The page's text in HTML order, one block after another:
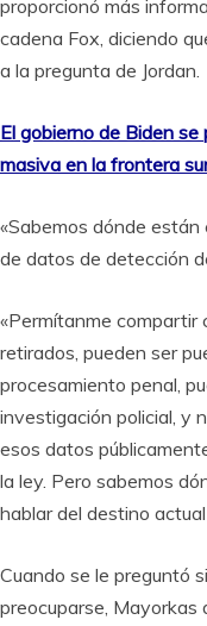
proporcionó más
cadena Fox, diciendo
a la pregunta de Jordan.
El gobierno de Biden
masiva en la frontera
«Sabemos dónde
de datos de detección
«Permítanme compartir
retirados, pueden ser
procesamiento penal,
investigación policial, y
esos datos
la ley. Pero sabemos
hablar del destino
Cuando se le preguntó
preocuparse, Mayorkas